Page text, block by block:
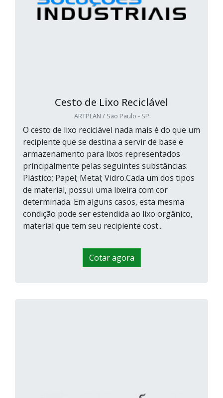
Cesto de Lixo Reciclável
ARTPLAN / São Paulo - SP
O cesto de lixo reciclável nada mais é do que um
recipiente que se destina a servir de base e
armazenamento para lixos representados
principalmente pelas seguintes substâncias:
Plástico; Papel; Metal; Vidro.Cada um dos tipos
de material, possui uma lixeira com cor
determinada. Em alguns casos, esta mesma
condição pode ser estendida ao lixo orgânico,
material que tem seu recipiente cost...
Cotar agora